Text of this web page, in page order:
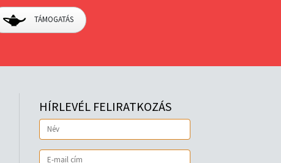
TÁMOGATÁS
HÍRLEVÉL FELIRATKOZÁS